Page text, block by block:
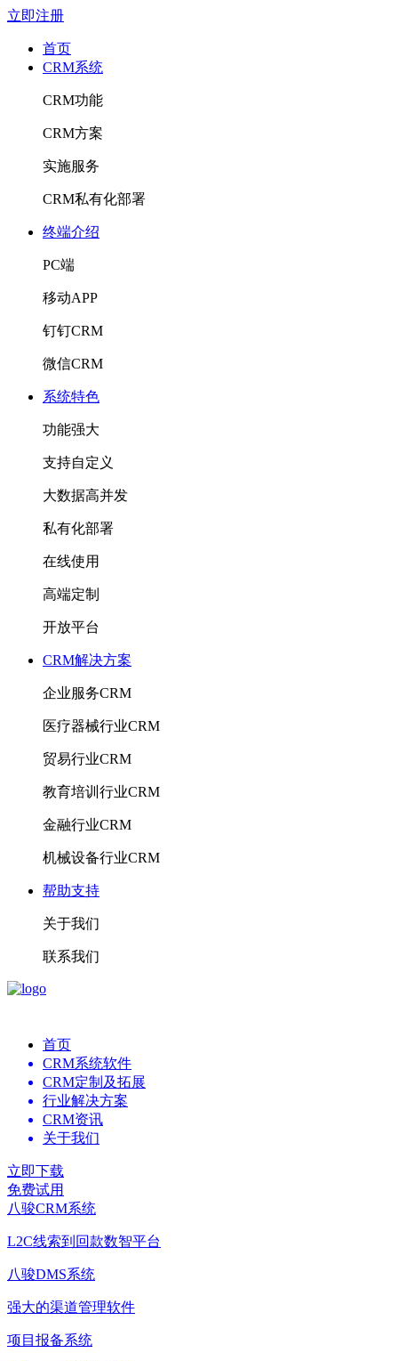
立即注册
首页
CRM系统
CRM功能
CRM方案
实施服务
CRM私有化部署
终端介绍
PC端
移动APP
钉钉CRM
微信CRM
系统特色
功能强大
支持自定义
大数据高并发
私有化部署
在线使用
高端定制
开放平台
CRM解决方案
企业服务CRM
医疗器械行业CRM
贸易行业CRM
教育培训行业CRM
金融行业CRM
机械设备行业CRM
帮助支持
关于我们
联系我们
首页
CRM系统软件
CRM定制及拓展
行业解决方案
CRM资讯
关于我们
立即下载
免费试用
八骏CRM系统
L2C线索到回款数智平台
八骏DMS系统
强大的渠道管理软件
项目报备系统